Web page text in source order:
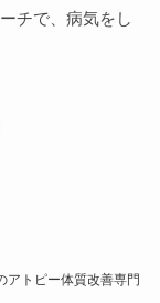
チで、病気をし
アトピー体質改善専門